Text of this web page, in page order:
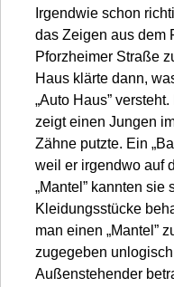
Irgendwie schon
das Zeigen aus dem
Pforzheimer Straße
Haus klärte dann,
„Auto Haus”
zeigt einen Jungen
Zähne putzte. Ein
weil er irgendwo auf
„Mantel” kannten sie
Kleidungsstücke
man einen „Mantel”
zugegeben
Außenstehender